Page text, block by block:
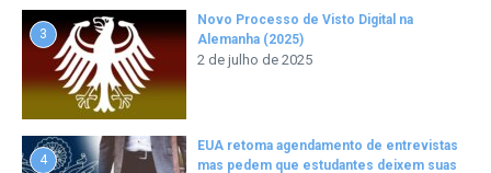
3
Novo Processo de Visto Digital na
Alemanha (2025)
2 de julho de 2025
4
EUA retoma agendamento de entrevistas
mas pedem que estudantes deixem suas